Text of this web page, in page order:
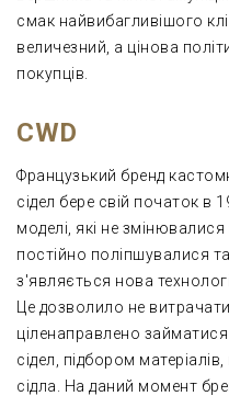
смак найвибагливішого
величезний, а цінова
покупців.
CWD
Французький бренд
сідел бере свій початок в
моделі, які не
постійно поліпшувалися
з'являється нова
Це дозволило не
ціленаправлено
сідел, підбором
сідла. На даний момент